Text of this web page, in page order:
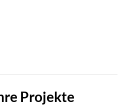
Projekte